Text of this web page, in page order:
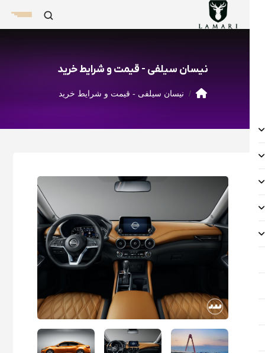
نیسان سیلفی - قیمت و شرایط خرید
نیسان سیلفی - قیمت و شرایط خرید